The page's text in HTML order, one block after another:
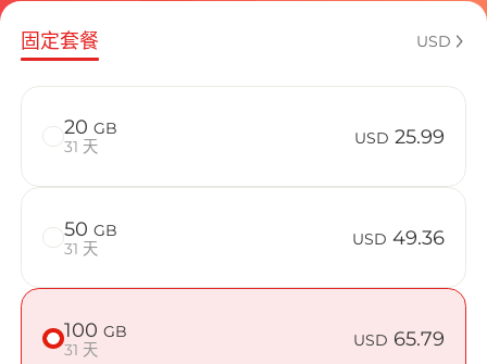
包含目前
如何享受
在 Bosnia
固定套餐 USD
20 GB
31 天
USD 25.99
50 GB
31 天
USD 49.36
100 GB
31 天
USD 65.79